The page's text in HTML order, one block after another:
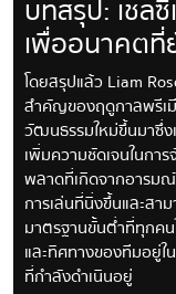
บทสรุป: เชล
เพื่ออนาคต
โดยสรุปแล้ว Liam
สำคัญของฤดูกาลพรีเ
วัฒนธรรมใหม่ขึ้นมาซึ่ง
เพิ่มความชัดเจนในกา
พลาดที่เกิดจากอารม
การเล่นที่นิ่งขึ้นและสา
มาตรฐานขั้นต่ำที่ทุกค
และทิศทางของทีมอยู่ใ
ที่กำลังดำเนินอยู่